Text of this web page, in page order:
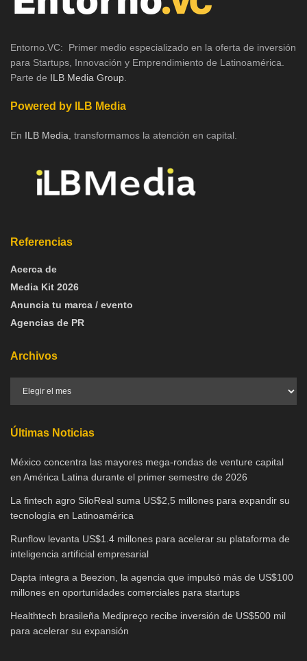
Entorno.VC: Primer medio especializado en la oferta de inversión
para Startups, Innovación y Emprendimiento de Latinoamérica.
Parte de ILB Media Group
Powered by ILB Media
En ILB Media , transformamos la atención en capital.
Referencias
Acerca de
Media Kit 2026
Anuncia tu marca / evento
Agencias de PR
Archivos
Últimas Noticias
México concentra las mayores mega-rondas de venture capital
en América Latina durante el primer semestre de 2026
La fintech agro SiloReal suma US$2,5 millones para expandir su
tecnología en Latinoamérica
Runflow levanta US$1.4 millones para acelerar su plataforma de
inteligencia artificial empresarial
Dapta integra a Beezion, la agencia que impulsó más de US$100
millones en oportunidades comerciales para startups
Healthtech brasileña Medipreço recibe inversión de US$500 mil
para acelerar su expansión